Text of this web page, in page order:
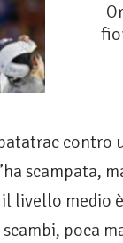
contro
scampata,
livello medio
poca